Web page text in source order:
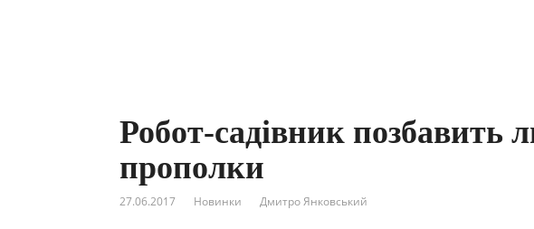
Робот-садівник позбавить
прополки
27.06.2017 Новинки Дмитро Янковський